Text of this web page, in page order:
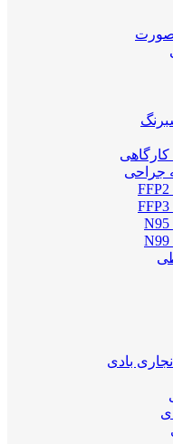
صورت
جراحی
بادی